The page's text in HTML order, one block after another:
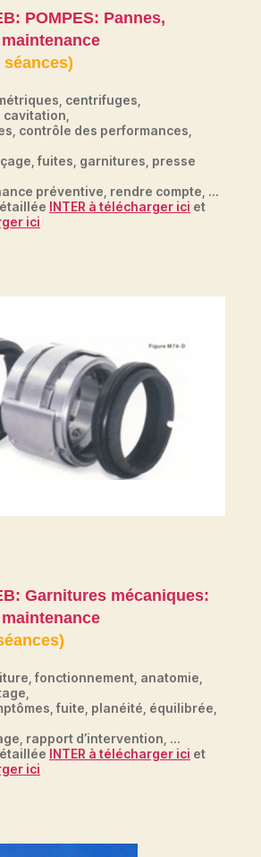
POMPES: Pannes,
séances)
centrifuges,
contrôle des performances,
fuites, garnitures, presse
préventive, rendre compte, …
INTER à télécharger ici et
ici
Garnitures mécaniques:
fonctionnement, anatomie,
fuite, planéité, équilibrée,
rapport d’intervention, …
INTER à télécharger ici et
ici